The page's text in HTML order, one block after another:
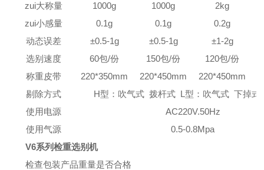
zui大称量
1000g 1000g
2kg
zui小感量
0.1g 0.1g
0.2g
动态误差
±0.5-1g ±0.5-1g
±1-2g
选别速度
60包/份 150包/份
120包/份
称重皮带
220*350mm 220*450mm 220*450mm
剔除方式
H型：吹气式 拨杆式 L型：吹气式 下掉式
使用电源
AC220V.50Hz
使用气源
0.5-0.8Mpa
V6系列检重选别机
检查包装产品重量是否合格